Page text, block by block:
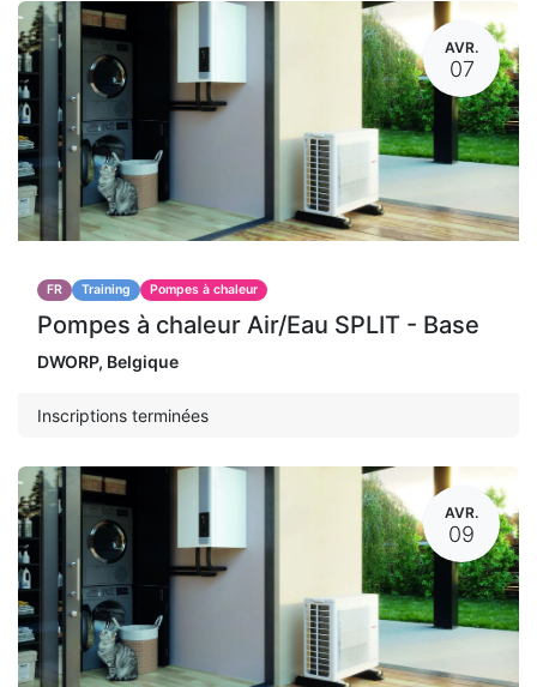
AVR.
07
FR Training Pompes à chaleur
Pompes à chaleur Air/Eau SPLIT - Base
DWORP, Belgique
Inscriptions terminées
AVR.
09